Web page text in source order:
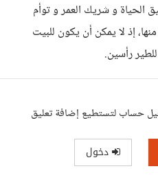
الحياة و شريك العمر و توأم
إذ لا يمكن أن يكون للبيت
رأسين.
حساب لتستطيع إضافة تعليق
دخول